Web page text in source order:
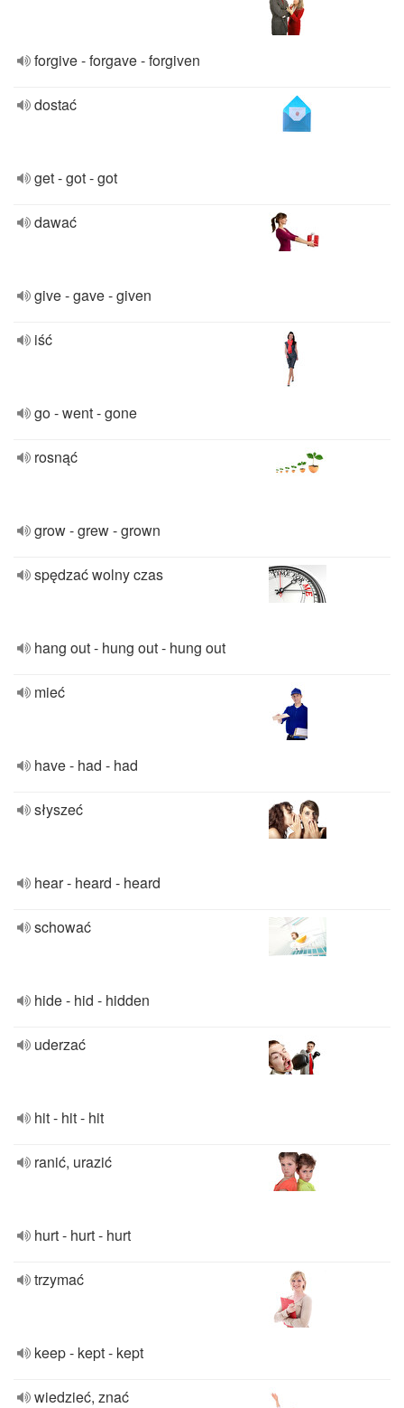
forgive - forgave - forgiven
dostać
get - got - got
dawać
give - gave - given
iść
go - went - gone
rosnąć
grow - grew - grown
spędzać wolny czas
hang out - hung out - hung out
mieć
have - had - had
słyszeć
hear - heard - heard
schować
hide - hid - hidden
uderzać
hit - hit - hit
ranić, urazić
hurt - hurt - hurt
trzymać
keep - kept - kept
wiedzieć, znać